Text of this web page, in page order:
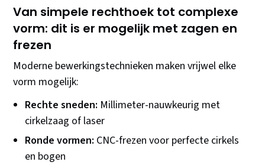
Van simpele rechthoek tot complexe
vorm: dit is er mogelijk met zagen en
frezen
Moderne bewerkingstechnieken maken vrijwel elke
vorm mogelijk:
Rechte sneden: Millimeter-nauwkeurig met
cirkelzaag of laser
Ronde vormen: CNC-frezen voor perfecte cirkels
en bogen